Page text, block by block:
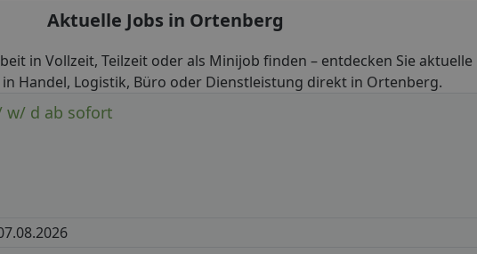
Aktuelle Jobs in Ortenberg
in Vollzeit, Teilzeit oder als Minijob finden – entdecken Sie aktuelle
Handel, Logistik, Büro oder Dienstleistung direkt in Ortenberg.
w/ d ab sofort